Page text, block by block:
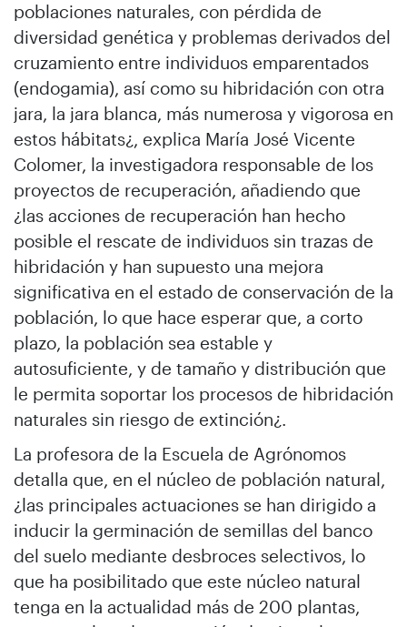
poblaciones naturales, con pérdida de
diversidad genética y problemas derivados del
cruzamiento entre individuos emparentados
(endogamia), así como su hibridación con otra
jara, la jara blanca, más numerosa y vigorosa en
estos hábitats¿, explica María José Vicente
Colomer, la investigadora responsable de los
proyectos de recuperación, añadiendo que
¿las acciones de recuperación han hecho
posible el rescate de individuos sin trazas de
hibridación y han supuesto una mejora
significativa en el estado de conservación de la
población, lo que hace esperar que, a corto
plazo, la población sea estable y
autosuficiente, y de tamaño y distribución que
le permita soportar los procesos de hibridación
naturales sin riesgo de extinción¿.
La profesora de la Escuela de Agrónomos
detalla que, en el núcleo de población natural,
¿las principales actuaciones se han dirigido a
inducir la germinación de semillas del banco
del suelo mediante desbroces selectivos, lo
que ha posibilitado que este núcleo natural
tenga en la actualidad más de 200 plantas,